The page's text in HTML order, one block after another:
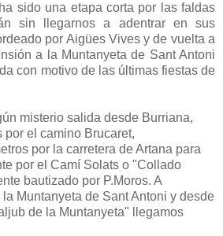
sido una etapa corta por las faldas
sin llegarnos a adentrar en sus
por Aigües Vives y de vuelta a
a la Muntanyeta de Sant Antoni
con motivo de las últimas fiestas de
misterio salida desde Burriana,
el camino Brucaret,
por la carretera de Artana para
por el Camí Solats o "Collado
bautizado por P.Moros. A
Muntanyeta de Sant Antoni y desde
de la Muntanyeta" llegamos